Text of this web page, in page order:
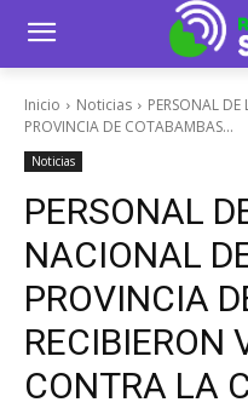
Inicio Noticias
PERSONAL
PROVINCIA DE COTABAMBAS...
Noticias
PERSONAL
NACIONAL
PROVINCIA
RECIBIERON
CONTRA LA